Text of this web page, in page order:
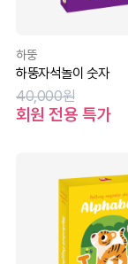
하뚱
하뚱자석놀이 숫자
40,000원
회원 전용 특가